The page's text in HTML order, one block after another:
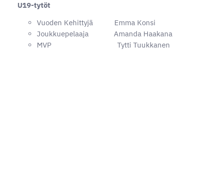
U19-tytöt
Vuoden Kehittyjä Emma Konsi
Joukkuepelaaja Amanda Haakana
MVP Tytti Tuukkanen